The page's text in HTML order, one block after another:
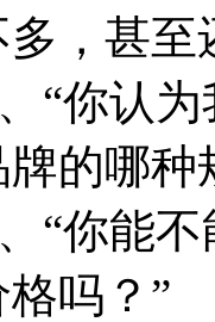
，甚至
认为
的哪种
能不
吗？”